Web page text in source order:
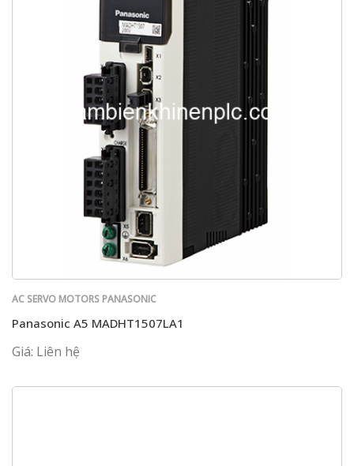
AC SERVO MOTORS PANASONIC
Panasonic A5 MADHT1507LA1
Giá: Liên hệ